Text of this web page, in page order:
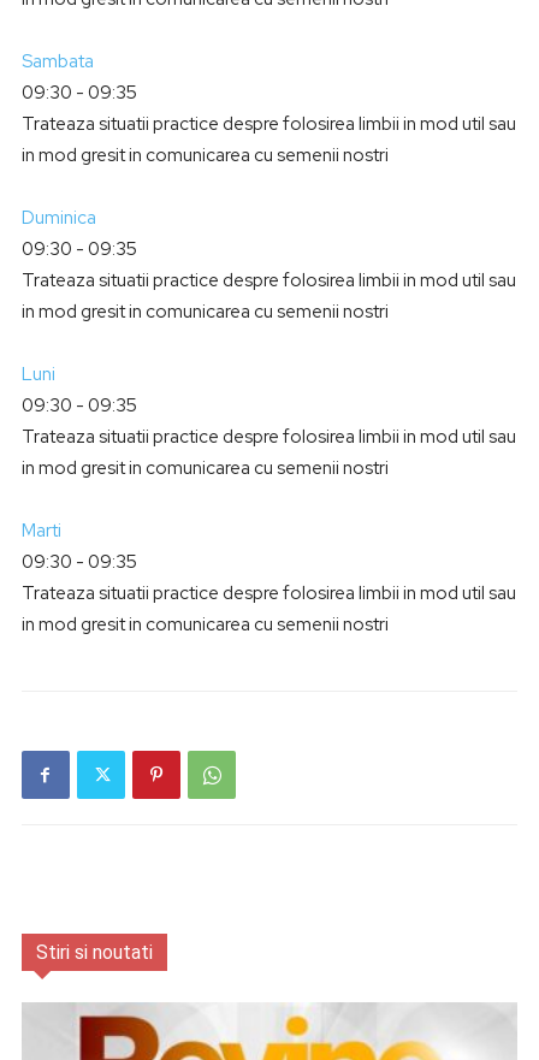
Sambata
09:30 - 09:35
Trateaza situatii practice despre folosirea limbii in mod util sau
in mod gresit in comunicarea cu semenii nostri
Duminica
09:30 - 09:35
Trateaza situatii practice despre folosirea limbii in mod util sau
in mod gresit in comunicarea cu semenii nostri
Luni
09:30 - 09:35
Trateaza situatii practice despre folosirea limbii in mod util sau
in mod gresit in comunicarea cu semenii nostri
Marti
09:30 - 09:35
Trateaza situatii practice despre folosirea limbii in mod util sau
in mod gresit in comunicarea cu semenii nostri
Stiri si noutati